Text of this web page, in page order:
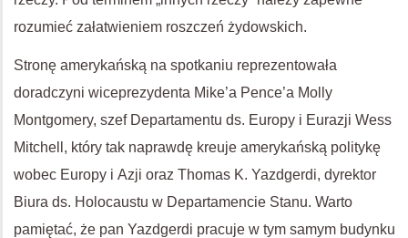
rozumieć załatwieniem roszczeń żydowskich.
Stronę amerykańską na spotkaniu reprezentowała
doradczyni wiceprezydenta Mike’a Pence’a Molly
Montgomery, szef Departamentu ds. Europy i Eurazji Wess
Mitchell, który tak naprawdę kreuje amerykańską politykę
wobec Europy i Azji oraz Thomas K. Yazdgerdi, dyrektor
Biura ds. Holocaustu w Departamencie Stanu. Warto
pamiętać, że pan Yazdgerdi pracuje w tym samym budynku